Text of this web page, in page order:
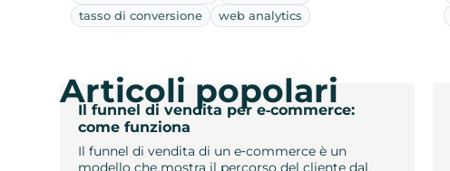
tasso di conversione
web analytics
Il funnel di vendita per e‑commerce:
come funziona
Il funnel di vendita di un e‑commerce è un
modello che mostra il percorso del cliente dal
Articoli popolari